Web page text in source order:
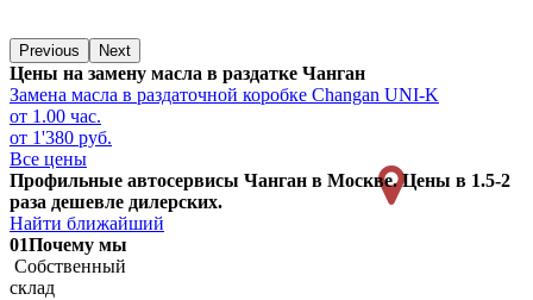
Previous Next
Цены на замену масла в раздатке Чанган
Замена масла в раздаточной коробке Changan UNI-K
от 1.00 час.
от 1'380 руб.
Все цены
Профильные автосервисы Чанган в Москве. Цены в 1.5-2
раза дешевле дилерских.
Найти ближайший
01Почему мы
Собственный
склад